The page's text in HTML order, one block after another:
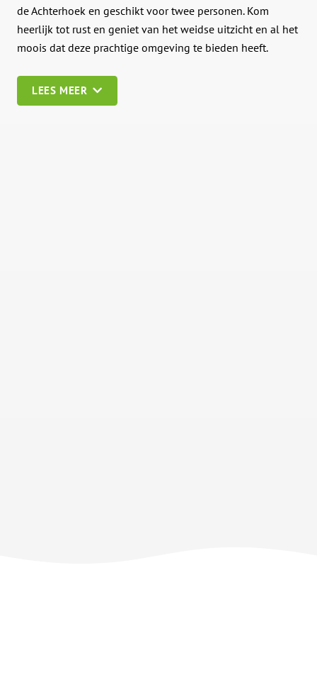
de Achterhoek en geschikt voor twee personen. Kom
heerlijk tot rust en geniet van het weidse uitzicht en al het
moois dat deze prachtige omgeving te bieden heeft.
LEES MEER